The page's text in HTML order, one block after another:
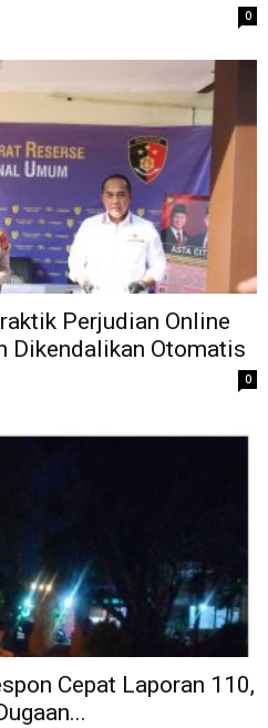
0
Perjudian Online
Dikendalikan Otomatis
0
Cepat Laporan 110,